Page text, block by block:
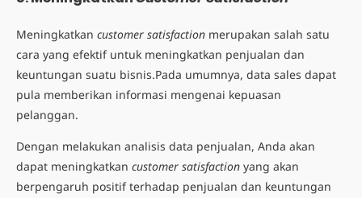
Meningkatkan customer satisfaction merupakan salah satu
cara yang efektif untuk meningkatkan penjualan dan
keuntungan suatu bisnis.Pada umumnya, data sales dapat
pula memberikan informasi mengenai kepuasan
pelanggan.
Dengan melakukan analisis data penjualan, Anda akan
dapat meningkatkan customer satisfaction yang akan
berpengaruh positif terhadap penjualan dan keuntungan